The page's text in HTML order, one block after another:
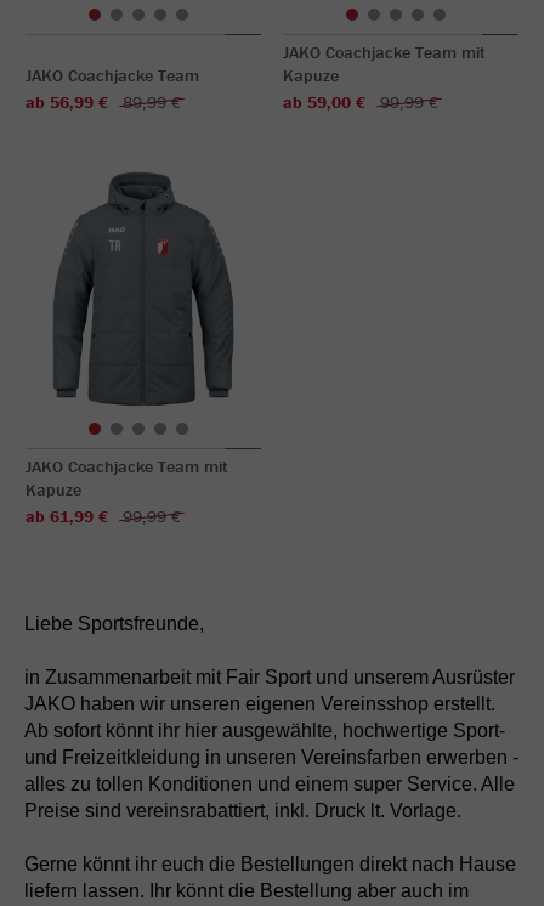
JAKO Coachjacke Team
ab 56,99 €
89,99 €
JAKO Coachjacke Team mit
Kapuze
ab 59,00 €
99,99 €
JAKO Coachjacke Team mit
Kapuze
ab 61,99 €
99,99 €
Liebe Sportsfreunde,
in Zusammenarbeit mit Fair Sport und unserem Ausrüster
JAKO haben wir unseren eigenen Vereinsshop erstellt.
Ab sofort könnt ihr hier ausgewählte, hochwertige Sport-
und Freizeitkleidung in unseren Vereinsfarben erwerben -
alles zu tollen Konditionen und einem super Service. Alle
Preise sind vereinsrabattiert, inkl. Druck lt. Vorlage.
Gerne könnt ihr euch die Bestellungen direkt nach Hause
liefern lassen. Ihr könnt die Bestellung aber auch im